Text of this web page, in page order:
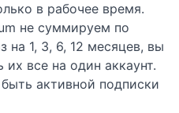
в рабочее время.
не суммируем по
на 1, 3, 6, 12 месяцев, вы
все на один аккаунт.
активной подписки